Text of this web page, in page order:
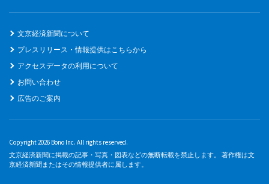
文京経済新聞について
プレスリリース・情報提供はこちらから
アクセスデータの利用について
お問い合わせ
広告のご案内
Copyright 2026 Bono Inc. All rights reserved.
文京経済新聞に掲載の記事・写真・図表などの無断転載を禁止します。 著作権は文
京経済新聞またはその情報提供者に属します。